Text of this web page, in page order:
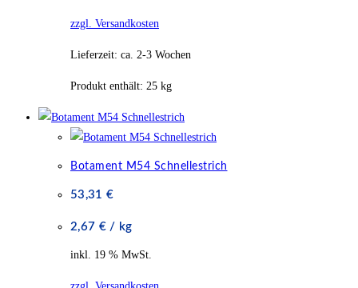
zzgl. Versandkosten
Lieferzeit: ca. 2-3 Wochen
Produkt enthält: 25 kg
Botament M54 Schnellestrich
53,31 €
2,67 €/ kg
inkl. 19 % MwSt.